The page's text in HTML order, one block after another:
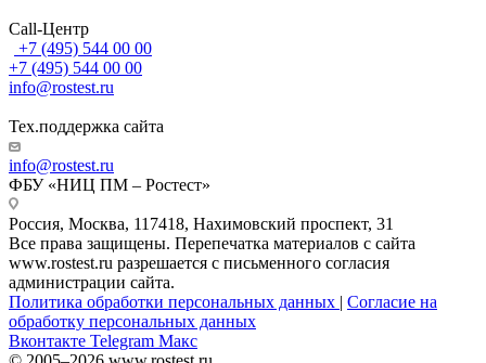
Call-Центр
+7 (495) 544 00 00
+7 (495) 544 00 00
info@rostest.ru
Тех.поддержка сайта
info@rostest.ru
ФБУ «НИЦ ПМ – Ростест»
Россия, Москва, 117418, Нахимовский проспект, 31
Все права защищены. Перепечатка материалов с сайта
www.rostest.ru разрешается с письменного согласия
администрации сайта.
Политика обработки персональных данных | Согласие на
обработку персональных данных
Вконтакте Telegram Макс